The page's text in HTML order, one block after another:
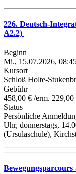
226. Deutsch-
A2.2)
Beginn
Mi., 15.07.2026,
Kursort
Schloß Holte-
Gebühr
458,00 € /erm. 229,00
Status
Persönliche
Uhr, donnerstags,
(Ursulaschule),